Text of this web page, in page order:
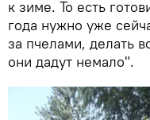
к зиме. То есть
года нужно уже
за пчелами, делать
они дадут немало".